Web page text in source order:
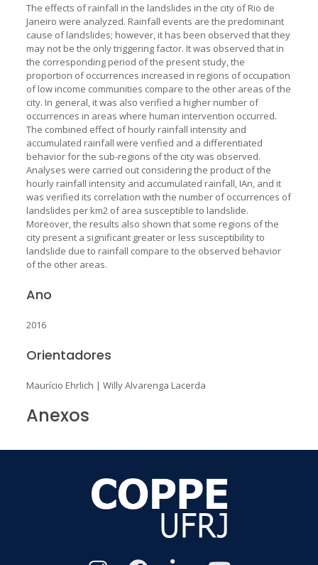
The effects of rainfall in the landslides in the city of Rio de
Janeiro were analyzed. Rainfall events are the predominant
cause of landslides; however, it has been observed that they
may not be the only triggering factor. It was observed that in
the corresponding period of the present study, the
proportion of occurrences increased in regions of occupation
of low income communities compare to the other areas of the
city. In general, it was also verified a higher number of
occurrences in areas where human intervention occurred.
The combined effect of hourly rainfall intensity and
accumulated rainfall were verified and a differentiated
behavior for the sub-regions of the city was observed.
Analyses were carried out considering the product of the
hourly rainfall intensity and accumulated rainfall, IAn, and it
was verified its correlation with the number of occurrences of
landslides per km2 of area susceptible to landslide.
Moreover, the results also shown that some regions of the
city present a significant greater or less susceptibility to
landslide due to rainfall compare to the observed behavior
of the other areas.
Ano
2016
Orientadores
Maurício Ehrlich | Willy Alvarenga Lacerda
Anexos